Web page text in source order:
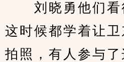
刘晓勇他们看
这时候都学着让
拍照，有人参与了